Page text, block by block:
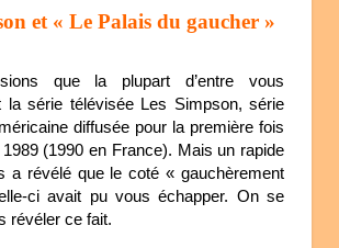
et « Le Palais du gaucher »
que la plupart d’entre vous
la série télévisée Les Simpson, série
diffusée pour la première fois
(1990 en France). Mais un rapide
a révélé que le coté « gauchèrement
ci avait pu vous échapper. On se
révéler ce fait.